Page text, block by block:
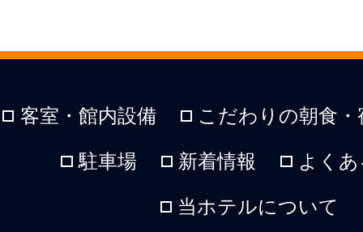
客室・館内設備 こだわりの朝食
駐車場 新着情報 よく
当ホテルについて